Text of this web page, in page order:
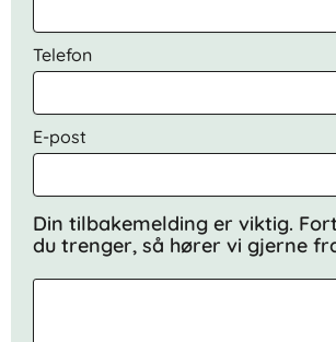
Telefon
E-post
Din tilbakemelding er viktig.
du trenger, så hører vi gjerne